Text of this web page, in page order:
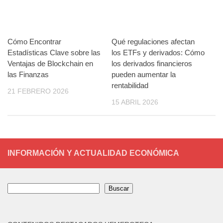
Cómo Encontrar
Estadísticas Clave sobre las
Ventajas de Blockchain en
las Finanzas
21 FEBRERO 2026
Qué regulaciones afectan
los ETFs y derivados: Cómo
los derivados financieros
pueden aumentar la
rentabilidad
15 ABRIL 2026
INFORMACIÓN Y ACTUALIDAD ECONÓMICA
Buscar